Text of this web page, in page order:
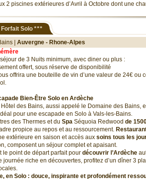
2 piscines extérieures d’Avril à Octobre dont une
Solo ***
| Auvergne - Rhone-Alpes
de 3 Nuits minimum, avec diner ou plus :
offert, sous réserve de disponibilité
offrira une bouteille de vin d’une valeur de 24€ ou
Bien-Être Solo en Ardèche
Hôtel des Bains, aussi appelé le Domaine des Bains,
pour une escapade en Solo à Vals-les-Bains.
des Thermes et du Spa Séquoia Redwood de
propice au repos et au ressourcement.
extérieure en saison et accès aux soins tous les
composent un séjour complet et apaisant.
le point de départ parfait pour découvrir l’Ardèche
journée riche en découvertes, profitez d’un dîner 3
en Solo : douce, inspirante et profondément